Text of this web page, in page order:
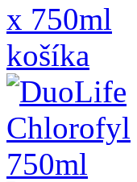
košíka